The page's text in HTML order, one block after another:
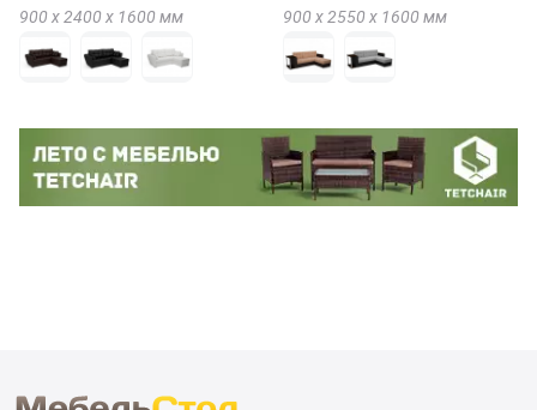
900 х 2400 х 1600 мм 900 х 2550 х 1600 мм